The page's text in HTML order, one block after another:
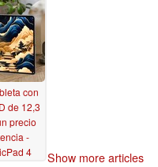
con
de 12,3
precio
-
4
Show more articles